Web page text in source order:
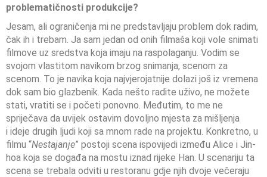
problematičnosti produkcije?
Jesam, ali ograničenja mi ne predstavljaju problem dok radim,
čak ih i trebam. Ja sam jedan od onih filmaša koji vole snimati
filmove uz sredstva koja imaju na raspolaganju. Vodim se
svojom vlastitom navikom brzog snimanja, scenom za
scenom. To je navika koja najvjerojatnije dolazi još iz vremena
dok sam bio glazbenik. Kada nešto radite uživo, ne možete
stati, vratiti se i početi ponovno. Međutim, to me ne
spriječava da uvijek ostavim dovoljno mjesta za mišljenja
i ideje drugih ljudi koji sa mnom rade na projektu. Konkretno, u
filmu “Nestajanje” postoji scena ispovijedi između Alice i Jin-
hoa koja se događa na mostu iznad rijeke Han. U scenariju ta
scena se trebala odviti u restoranu gdje njih dvoje večeraju